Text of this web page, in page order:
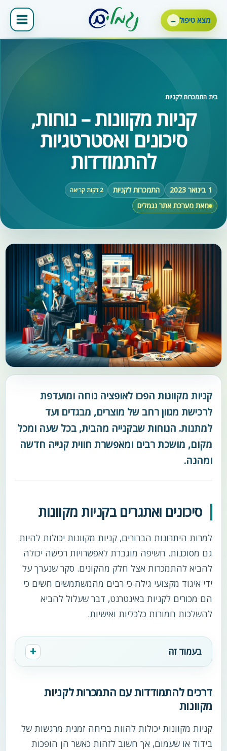
לתוכןמצא טיפול
בית‹התמכרות לקניות
קניות מקוונות – נוחות,
סיכונים ואסטרטגיות
להתמודדות
1 בינואר 2023 התמכרות לקניות 2 דקות קריאה
מאת מערכת אתר נגמלים
קניות מקוונות הפכו לאופציה נוחה ומועדפת
לרכישת מגוון רחב של מוצרים, מבגדים ועד
למתנות. הנוחות שבקנייה מהבית, בכל שעה ומכל
מקום, מושכת רבים ומאפשרת חווית קנייה חדשה
ומהנה.
סיכונים ואתגרים בקניות מקוונות
למרות היתרונות הברורים, קניות מקוונות יכולות להיות
גם מסוכנות. חשיפה מוגברת לאפשרויות רכישה יכולה
להביא להתמכרות אצל חלק מהקונים. סקר שנערך על
ידי איגוד מקצועי גילה כי רבים מהמשתמשים חשים כי
הם מכורים לקניות באינטרנט, דבר שעלול להביא
להשלכות חמורות כלכליות ואישיות.
בעמוד זה
דרכים להתמודדות עם התמכרות לקניות
מקוונות
קניות מקוונות יכולות להוות בריחה זמנית מרגשות של
בידוד או שעמום, אך חשוב לזהות כאשר הן הופכות